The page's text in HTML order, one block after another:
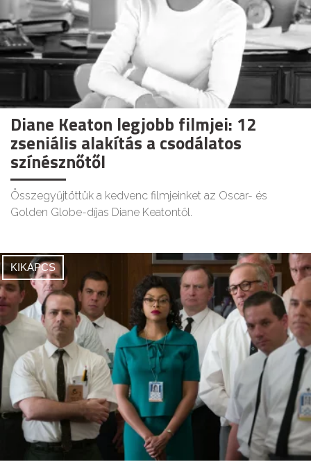
Diane Keaton legjobb filmjei: 12
zseniális alakítás a csodálatos
színésznőtől
Összegyűjtöttük a kedvenc filmjeinket az Oscar- és
Golden Globe-díjas Diane Keatontől.
KIKAPCS